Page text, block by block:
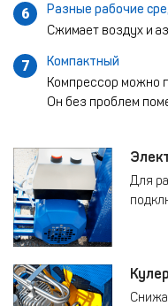
6
Разные рабочие
Сжимает воздух и
7
Компактный
Компрессор можно
Он без проблем
Для
Кулер